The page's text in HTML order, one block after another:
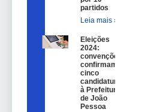
partidos
Leia mais »
Eleições
2024:
convenções
confirmam
cinco
candidaturas
à Prefeitura
de João
Pessoa